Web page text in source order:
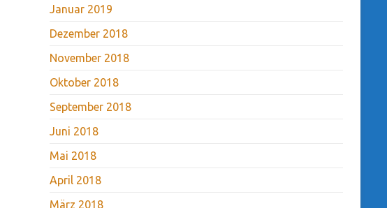
Januar 2019
Dezember 2018
November 2018
Oktober 2018
September 2018
Juni 2018
Mai 2018
April 2018
März 2018